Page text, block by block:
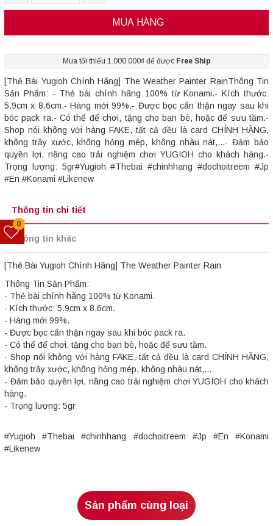
MUA HÀNG
Mua tối thiểu 1.000.000₫ để được Free Ship
[Thẻ Bài Yugioh Chính Hãng] The Weather Painter RainThông Tin
Sản Phẩm: - Thẻ bài chính hãng 100% từ Konami.- Kích thước:
5.9cm x 8.6cm.- Hàng mới 99%.- Được bọc cẩn thận ngay sau khi
bóc pack ra.- Có thể để chơi, tặng cho bạn bè, hoặc để sưu tầm.-
Shop nói không với hàng FAKE, tất cả đều là card CHÍNH HÃNG,
không trầy xước, không hỏng mép, không nhàu nát,...- Đảm bảo
quyền lợi, nâng cao trải nghiệm chơi YUGIOH cho khách hàng.-
Trọng lượng: 5gr#Yugioh #Thebai #chinhhang #dochoitreem #Jp
#En #Konami #Likenew
Thông tin chi tiết
Thông tin khác
[Thẻ Bài Yugioh Chính Hãng] The Weather Painter Rain
Thông Tin Sản Phẩm:
- Thẻ bài chính hãng 100% từ Konami.
- Kích thước: 5.9cm x 8.6cm.
- Hàng mới 99%.
- Được bọc cẩn thận ngay sau khi bóc pack ra.
- Có thể để chơi, tặng cho bạn bè, hoặc để sưu tầm.
- Shop nói không với hàng FAKE, tất cả đều là card CHÍNH HÃNG,
không trầy xước, không hỏng mép, không nhàu nát,...
- Đảm bảo quyền lợi, nâng cao trải nghiệm chơi YUGIOH cho khách
hàng.
- Trọng lượng: 5gr
#Yugioh #Thebai #chinhhang #dochoitreem #Jp #En #Konami
#Likenew
Sản phẩm cùng loại
0